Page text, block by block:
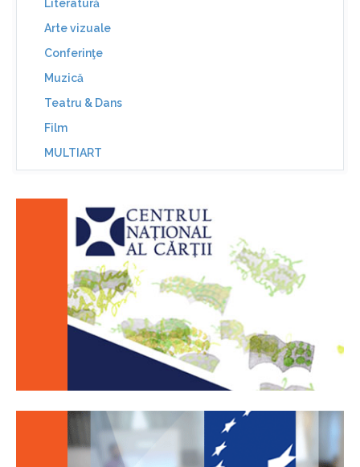
Literatură
Arte vizuale
Conferinţe
Muzică
Teatru & Dans
Film
MULTIART